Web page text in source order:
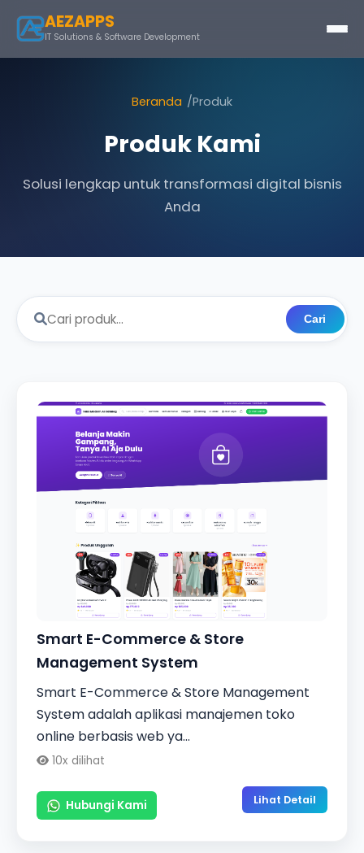
AEZAPPS
IT Solutions & Software Development
Beranda Produk
Produk Kami
Solusi lengkap untuk transformasi digital bisnis
Anda
Cari
Smart E-Commerce & Store
Management System
Smart E-Commerce & Store Management
System adalah aplikasi manajemen toko
online berbasis web ya...
10x dilihat
Hubungi Kami Lihat Detail